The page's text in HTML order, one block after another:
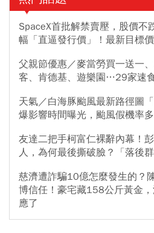
SpaceX首批解禁賣壓，股價不
幅「直逼發行價」！最新目標
父親節優惠／麥當勞買一送一
客、肯德基、遊樂園…29家速
天氣／白海豚颱風最新路徑圖
爆影響時間曝光，颱風假機率
友達二把手柯富仁裸辭內幕！
人，為何最後撕破臉？「落後
慈濟遭詐騙10億怎麼發生的？
博信任！豪宅藏158公斤黃金
應了